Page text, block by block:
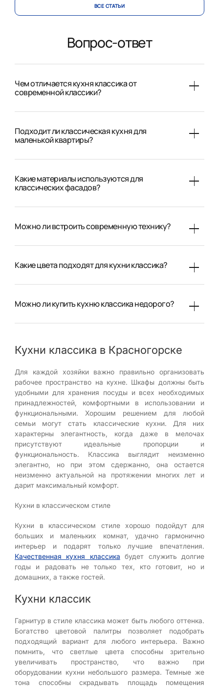
ВСЕ CТАТЬИ
Вопрос-ответ
Чем отличается кухня классика от
современной классики?
Подходит ли классическая кухня для
маленькой квартиры?
Какие материалы используются для
классических фасадов?
Можно ли встроить современную технику?
Какие цвета подходят для кухни классика?
Можно ли купить кухню классика недорого?
Кухни классика в Красногорске
Для каждой хозяйки важно правильно организовать
рабочее пространство на кухне. Шкафы должны быть
удобными для хранения посуды и всех необходимых
принадлежностей, комфортными в использовании и
функциональными. Хорошим решением для любой
семьи могут стать классические кухни. Для них
характерны элегантность, когда даже в мелочах
присутствуют идеальные пропорции и
функциональность. Классика выглядит неизменно
элегантно, но при этом сдержанно, она остается
неизменно актуальной на протяжении многих лет и
дарит максимальный комфорт.
Кухни в классическом стиле
Кухни в классическом стиле хорошо подойдут для
больших и маленьких комнат, удачно гармонично
интерьер и подарят только лучшие впечатления.
Качественная кухня классика будет служить долгие
годы и радовать не только тех, кто готовит, но и
домашних, а также гостей.
Кухни классик
Гарнитур в стиле классика может быть любого оттенка.
Богатство цветовой палитры позволяет подобрать
подходящий вариант для любого интерьера. Важно
помнить, что светлые цвета способны зрительно
увеличивать пространство, что важно при
оборудовании кухни небольшого размера. Темные же
тона способны скрадывать площадь помещения